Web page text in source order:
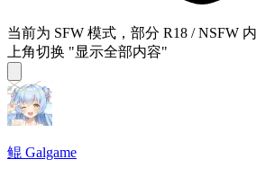
当前为 SFW 模式，部分 R18 / NSFW
上角切换 "显示全部内容"
鲲 Galgame